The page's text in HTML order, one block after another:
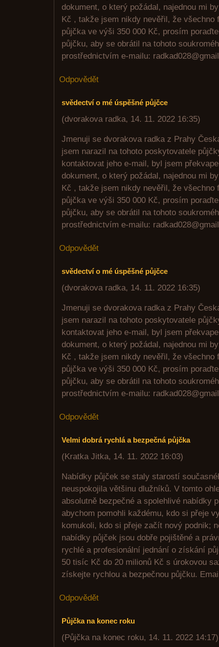
dokument, o který požádal, najednou mi
Kč , takže jsem nikdy nevěřil, že všechno
půjčka ve výši 350 000 Kč, prosím
půjčku, aby se obrátil na tohoto
prostřednictvím e-mailu:
Odpovědět
svědectví o mé úspěšné půjčce
(dvorakova radka, 14. 11. 2022 16:35)
Jmenuji se dvorakova radka z Prahy
jsem narazil na tohoto poskytovatele
kontaktovat jeho e-mail, byl jsem
dokument, o který požádal, najednou mi
Kč , takže jsem nikdy nevěřil, že všechno
půjčka ve výši 350 000 Kč, prosím
půjčku, aby se obrátil na tohoto
prostřednictvím e-mailu:
Odpovědět
svědectví o mé úspěšné půjčce
(dvorakova radka, 14. 11. 2022 16:35)
Jmenuji se dvorakova radka z Prahy
jsem narazil na tohoto poskytovatele
kontaktovat jeho e-mail, byl jsem
dokument, o který požádal, najednou mi
Kč , takže jsem nikdy nevěřil, že všechno
půjčka ve výši 350 000 Kč, prosím
půjčku, aby se obrátil na tohoto
prostřednictvím e-mailu:
Odpovědět
Velmi dobrá rychlá a bezpečná půjčka
(Kratka Jitka, 14. 11. 2022 16:03)
Nabídky půjček se staly starostí
neuspokojila většinu dlužníků. V tomto
absolutně bezpečné a spolehlivé nabídky
abychom pomohli každému, kdo si přeje
komukoli, kdo si přeje začít nový podnik;
nabídky půjček jsou dobře pojištěné a
rychlé a profesionální jednání o získání
50 tisíc Kč do 20 milionů Kč s úrokovou
získejte rychlou a bezpečnou půjčku.
Odpovědět
Půjčka na konec roku
(Půjčka na konec roku, 14. 11. 2022 14:17)